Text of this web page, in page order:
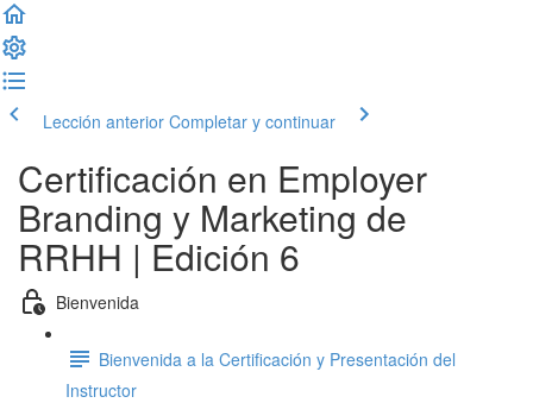
Lección anterior Completar y continuar
Certificación en Employer
Branding y Marketing de
RRHH | Edición 6
Bienvenida
Bienvenida a la Certificación y Presentación del
Instructor